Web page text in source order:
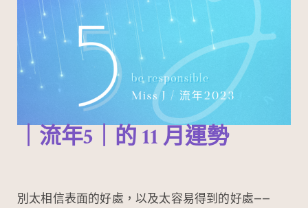
｜流年5｜的 11月運勢
別太相信表面的好處，以及太容易得到的好處——